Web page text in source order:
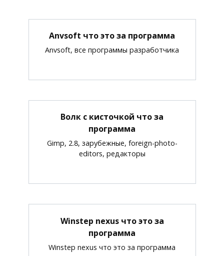
Anvsoft что это за программа
Anvsoft, все программы разработчика
Волк с кисточкой что за
программа
Gimp, 2.8, зарубежные, foreign-photo-
editors, редакторы
Winstep nexus что это за
программа
Winstep nexus что это за программа